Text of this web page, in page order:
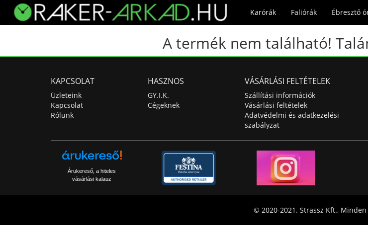
Karórák Faliórák Ébresztő
A termék nem található!
KAPCSOLAT
Üzleteink
Kapcsolat
Rólunk
HASZNOS
GY.I.K.
Cégeknek
VÁSÁRLÁSI FELTÉTELEK
Szállítási információk
Vásárlási feltételek
Adatvédelmi és adatkezelési
szabályzat
Árukereső, a hiteles
vásárlási kalauz
© 2020-2021. Strassz Kft.,